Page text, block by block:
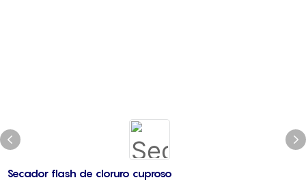
Secador flash de cloruro cuproso